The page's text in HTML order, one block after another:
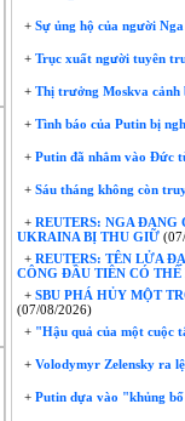
+Sự ủng hộ của người
+Trục xuất người tuyên
+Thị trưởng Moskva cảnh
+Tình báo của Putin bị
+Putin đã nhắm vào Đức
+Sáu tháng không còn
+REUTERS: NGA ĐANG
UKRAINA BỊ THU GIỮ
+REUTERS: TÊN LỬA
CÔNG ĐẦU TIÊN CÓ
+SBU PHÁ HỦY MỘT
(07/08/2026)
+"Hậu quả của một cuộc
+Volodymyr Zelensky ra
+Putin dựa vào "khủng bố